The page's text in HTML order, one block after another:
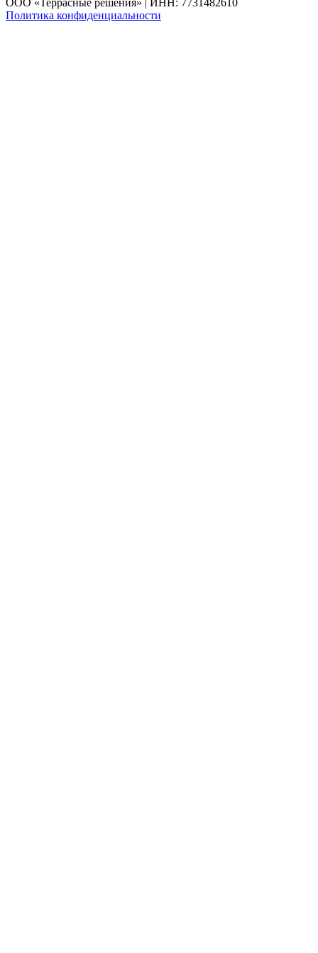
ООО «Террасные решения» | ИНН: 7731482610
Политика конфиденциальности